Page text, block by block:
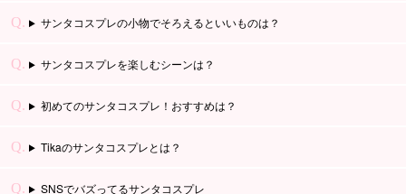
サンタコスプレの小物でそろえるといいものは？
サンタコスプレを楽しむシーンは？
初めてのサンタコスプレ！おすすめは？
Tikaのサンタコスプレとは？
SNSでバズってるサンタコスプレ